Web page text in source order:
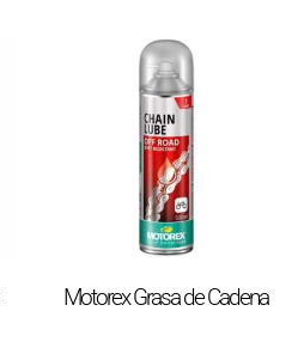
Motorex Grasa de Cadena